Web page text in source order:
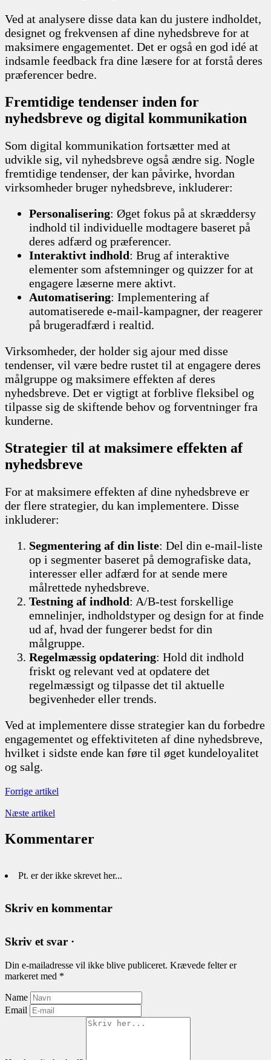
Ved at analysere disse data kan du justere indholdet,
designet og frekvensen af dine nyhedsbreve for at
maksimere engagementet. Det er også en god idé at
indsamle feedback fra dine læsere for at forstå deres
præferencer bedre.
Fremtidige tendenser inden for
nyhedsbreve og digital kommunikation
Som digital kommunikation fortsætter med at
udvikle sig, vil nyhedsbreve også ændre sig. Nogle
fremtidige tendenser, der kan påvirke, hvordan
virksomheder bruger nyhedsbreve, inkluderer:
Personalisering: Øget fokus på at skræddersy
indhold til individuelle modtagere baseret på
deres adfærd og præferencer.
Interaktivt indhold: Brug af interaktive
elementer som afstemninger og quizzer for at
engagere læserne mere aktivt.
Automatisering: Implementering af
automatiserede e-mail-kampagner, der reagerer
på brugeradfærd i realtid.
Virksomheder, der holder sig ajour med disse
tendenser, vil være bedre rustet til at engagere deres
målgruppe og maksimere effekten af deres
nyhedsbreve. Det er vigtigt at forblive fleksibel og
tilpasse sig de skiftende behov og forventninger fra
kunderne.
Strategier til at maksimere effekten af
nyhedsbreve
For at maksimere effekten af dine nyhedsbreve er
der flere strategier, du kan implementere. Disse
inkluderer:
Segmentering af din liste: Del din e-mail-liste
op i segmenter baseret på demografiske data,
interesser eller adfærd for at sende mere
målrettede nyhedsbreve.
Testning af indhold: A/B-test forskellige
emnelinjer, indholdstyper og design for at finde
ud af, hvad der fungerer bedst for din
målgruppe.
Regelmæssig opdatering: Hold dit indhold
friskt og relevant ved at opdatere det
regelmæssigt og tilpasse det til aktuelle
begivenheder eller trends.
Ved at implementere disse strategier kan du forbedre
engagementet og effektiviteten af dine nyhedsbreve,
hvilket i sidste ende kan føre til øget kundeloyalitet
og salg.
Forrige artikel
Næste artikel
Kommentarer
Pt. er der ikke skrevet her...
Skriv en kommentar
Skriv et svar ·
Din e-mailadresse vil ikke blive publiceret. Krævede felter er
markeret med *
Name
Email